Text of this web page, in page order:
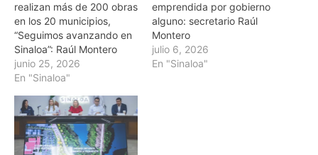
realizan más de 200 obras
en los 20 municipios,
“Seguimos avanzando en
Sinaloa”: Raúl Montero
junio 25, 2026
En "Sinaloa"
emprendida por gobierno
alguno: secretario Raúl
Montero
julio 6, 2026
En "Sinaloa"